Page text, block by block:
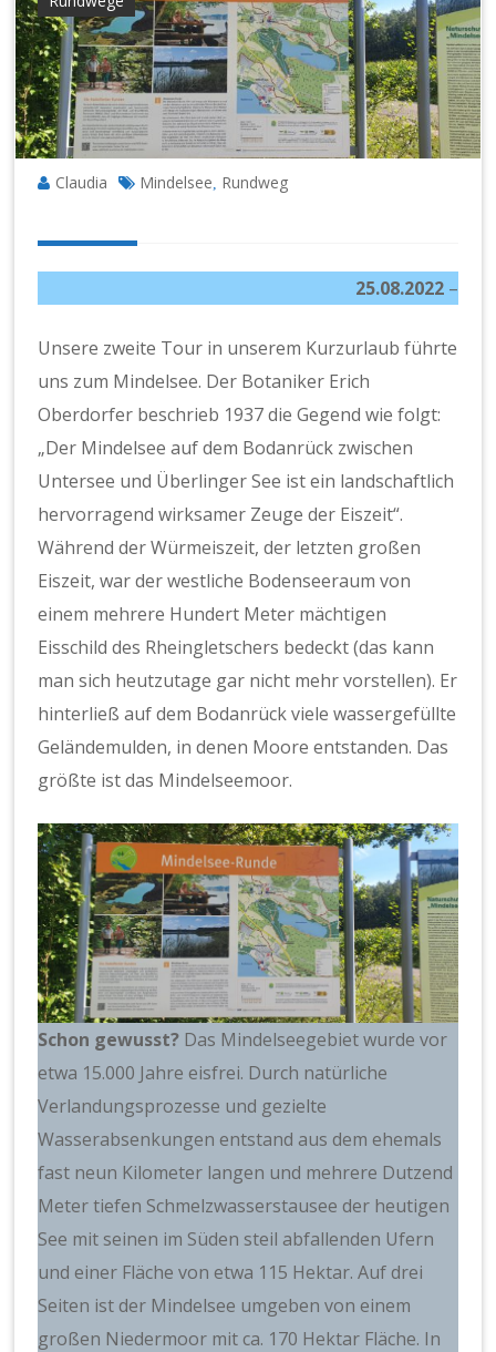
Claudia Mindelsee Rundweg
25.08.2022–
Unsere zweite Tour in unserem Kurzurlaub führte
uns zum Mindelsee. Der Botaniker Erich
Oberdorfer beschrieb 1937 die Gegend wie folgt:
„Der Mindelsee auf dem Bodanrück zwischen
Untersee und Überlinger See ist ein landschaftlich
hervorragend wirksamer Zeuge der Eiszeit“.
Während der Würmeiszeit, der letzten großen
Eiszeit, war der westliche Bodenseeraum von
einem mehrere Hundert Meter mächtigen
Eisschild des Rheingletschers bedeckt (das kann
man sich heutzutage gar nicht mehr vorstellen). Er
hinterließ auf dem Bodanrück viele wassergefüllte
Geländemulden, in denen Moore entstanden. Das
größte ist das Mindelseemoor.
Schon gewusst? Das Mindelseegebiet wurde vor
etwa 15.000 Jahre eisfrei. Durch natürliche
Verlandungsprozesse und gezielte
Wasserabsenkungen entstand aus dem ehemals
fast neun Kilometer langen und mehrere Dutzend
Meter tiefen Schmelzwasserstausee der heutigen
See mit seinen im Süden steil abfallenden Ufern
und einer Fläche von etwa 115 Hektar. Auf drei
Seiten ist der Mindelsee umgeben von einem
großen Niedermoor mit ca. 170 Hektar Fläche. In